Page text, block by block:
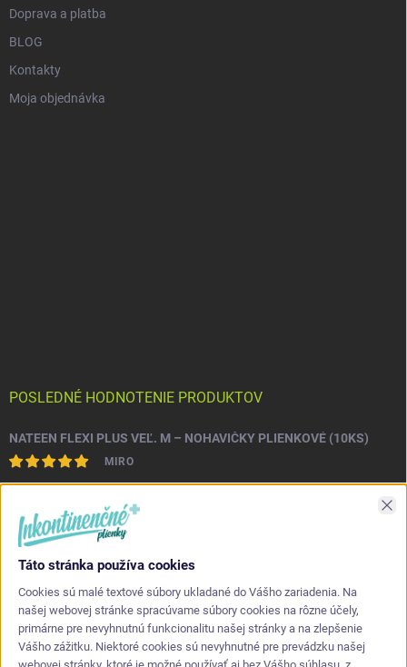
Doprava a platba
BLOG
Kontakty
Moja objednávka
POSLEDNÉ HODNOTENIE PRODUKTOV
NATEEN FLEXI PLUS VEĽ. M – NOHAVIČKY PLIENKOVÉ (10KS)
MIRO
nepretekajú po stranách.
KONTAKT
info @inkontinencneplienky.sk
Táto stránka používa cookies
Cookies sú malé textové súbory ukladané do Vášho zariadenia. Na
našej webovej stránke spracúvame súbory cookies na rôzne účely,
primárne pre nevyhnutnú funkcionalitu našej stránky a na zlepšenie
Vášho zážitku. Niektoré cookies sú nevyhnutné pre prevádzku našej